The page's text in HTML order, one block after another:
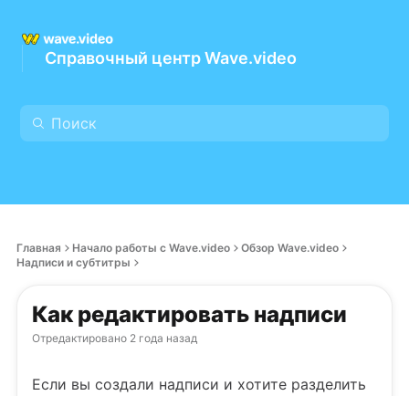
Справочный центр Wave.video
Главная Начало работы с Wave.video
Обзор Wave.video
Надписи и субтитры
Как редактировать надписи
Отредактировано 2 года назад
Если вы создали надписи и хотите разделить